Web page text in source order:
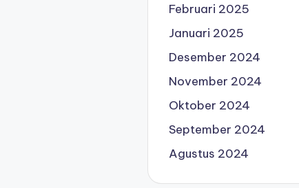
Februari 2025
Januari 2025
Desember 2024
November 2024
Oktober 2024
September 2024
Agustus 2024